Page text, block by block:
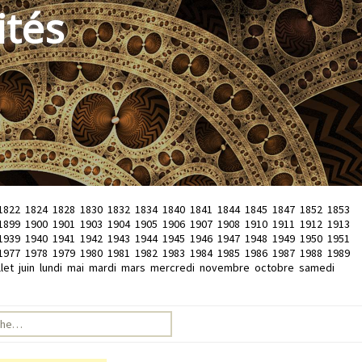
1824 1828 1830 1832 1834 1840 1841 1844 1845 1847 1852 1853
1900 1901 1903 1904 1905 1906 1907 1908 1910 1911 1912 1913
1940 1941 1942 1943 1944 1945 1946 1947 1948 1949 1950 1951
1978 1979 1980 1981 1982 1983 1984 1985 1986 1987 1988 1989
juin lundi mai mardi mars mercredi novembre octobre samedi
pour :